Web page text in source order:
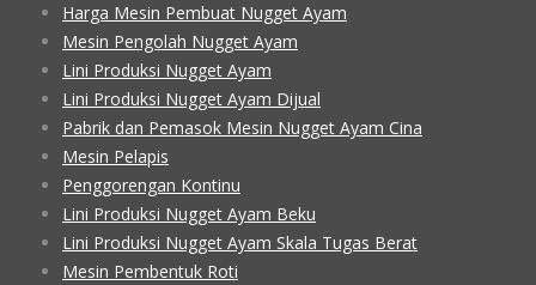
Harga Mesin Pembuat Nugget Ayam
Mesin Pengolah Nugget Ayam
Lini Produksi Nugget Ayam
Lini Produksi Nugget Ayam Dijual
Pabrik dan Pemasok Mesin Nugget Ayam Cina
Mesin Pelapis
Penggorengan Kontinu
Lini Produksi Nugget Ayam Beku
Lini Produksi Nugget Ayam Skala Tugas Berat
Mesin Pembentuk Roti